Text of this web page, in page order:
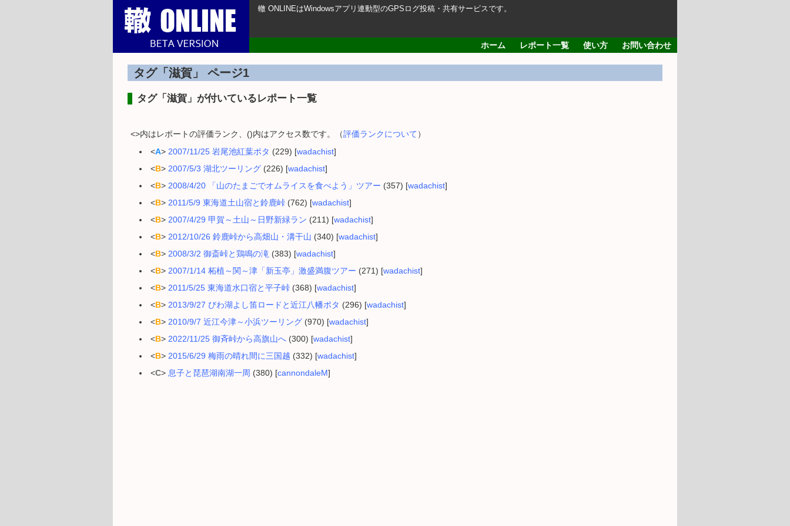
轍 ONLINEはWindowsアプリ連動型のGPSログ投稿・共有サービスです。
ホーム レポート一覧 使い方 お問い合わせ
タグ「滋賀」 ページ1
タグ「滋賀」が付いているレポート一覧
<>内はレポートの評価ランク、()内はアクセス数です。（評価ランクについて）
<A> 2007/11/25 岩尾池紅葉ポタ (229) [wadachist]
<B> 2007/5/3 湖北ツーリング (226) [wadachist]
<B> 2008/4/20 「山のたまごでオムライスを食べよう」ツアー (357) [wadachist]
<B> 2011/5/9 東海道土山宿と鈴鹿峠 (762) [wadachist]
<B> 2007/4/29 甲賀～土山～日野新緑ラン (211) [wadachist]
<B> 2012/10/26 鈴鹿峠から高畑山・溝干山 (340) [wadachist]
<B> 2008/3/2 御斎峠と鶏鳴の滝 (383) [wadachist]
<B> 2007/1/14 柘植～関～津「新玉亭」激盛満腹ツアー (271) [wadachist]
<B> 2011/5/25 東海道水口宿と平子峠 (368) [wadachist]
<B> 2013/9/27 びわ湖よし笛ロードと近江八幡ポタ (296) [wadachist]
<B> 2010/9/7 近江今津～小浜ツーリング (970) [wadachist]
<B> 2022/11/25 御斉峠から高旗山へ (300) [wadachist]
<B> 2015/6/29 梅雨の晴れ間に三国越 (332) [wadachist]
<C> 息子と琵琶湖南湖一周 (380) [cannondaleM]